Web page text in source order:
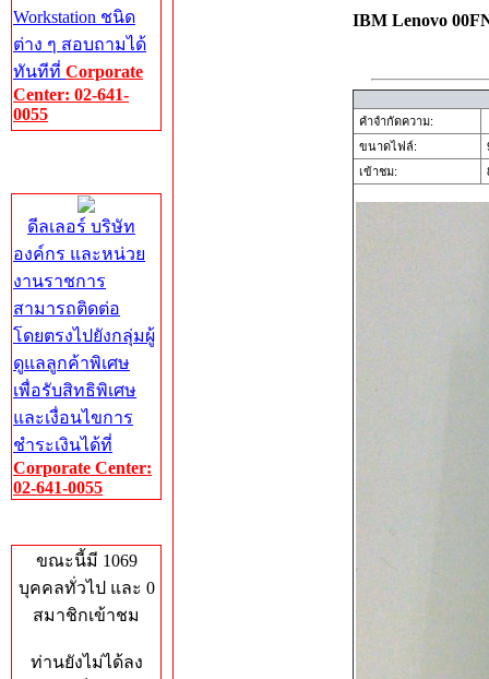
Workstation ชนิด
ต่าง ๆ สอบถามได้
ทันทีที่ Corporate
Center: 02-641-
0055
ดีลเลอร์ บริษัท
องค์กร และหน่วย
งานราชการ
สามารถติดต่อ
โดยตรงไปยังกลุ่มผู้
ดูแลลูกค้าพิเศษ
เพื่อรับสิทธิพิเศษ
และเงื่อนไขการ
ชำระเงินได้ที่
Corporate Center:
02-641-0055
ขณะนี้มี 1069
บุคคลทั่วไป และ 0
สมาชิกเข้าชม
ท่านยังไม่ได้ลง
IBM Lenovo
คำจำกัดความ:
ขนาดไฟล์:
เข้าชม: